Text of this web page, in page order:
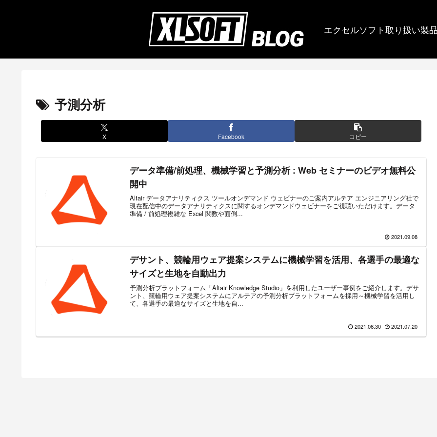
エクセルソフト取り扱い製
予測分析
X Facebook コピー
データ準備/前処理、機械学習と予測分析 : Web セミナーのビデオ無料公
開中
Altair データアナリティクス ツールオンデマンド ウェビナーのご案内アルテア エンジニアリング社で
現在配信中のデータアナリティクスに関するオンデマンドウェビナーをご視聴いただけます。データ
準備 / 前処理複雑な Excel 関数や面倒...
2021.09.08
デサント、競輪用ウェア提案システムに機械学習を活用、各選手の最適な
サイズと生地を自動出力
予測分析プラットフォーム「Altair Knowledge Studio」を利用したユーザー事例をご紹介します。デサ
ント、競輪用ウェア提案システムにアルテアの予測分析プラットフォームを採用～機械学習を活用し
て、各選手の最適なサイズと生地を自...
2021.06.30 2021.07.20